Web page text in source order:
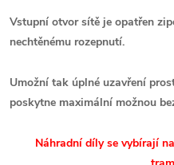
Vstupní otvor sítě je opatřen
nechtěnému rozepnutí.
Umožní tak úplné uzavření
poskytne maximální možnou
Náhradní díly se vybírají